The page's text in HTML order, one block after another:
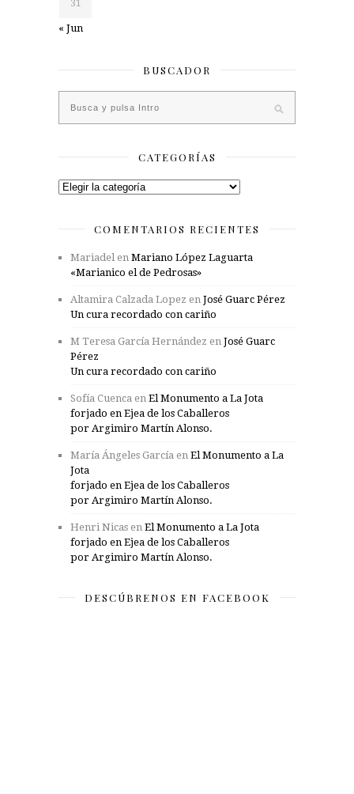
31
« Jun
BUSCADOR
CATEGORÍAS
Categorías
COMENTARIOS RECIENTES
Mariadel en Mariano López Laguarta
«Marianico el de Pedrosas»
Altamira Calzada Lopez en José Guarc Pérez
Un cura recordado con cariño
M Teresa García Hernández en José Guarc
Pérez
Un cura recordado con cariño
Sofía Cuenca en El Monumento a La Jota
forjado en Ejea de los Caballeros
por Argimiro Martín Alonso.
María Ángeles García en El Monumento a La
Jota
forjado en Ejea de los Caballeros
por Argimiro Martín Alonso.
Henri Nicas en El Monumento a La Jota
forjado en Ejea de los Caballeros
por Argimiro Martín Alonso.
DESCÚBRENOS EN FACEBOOK